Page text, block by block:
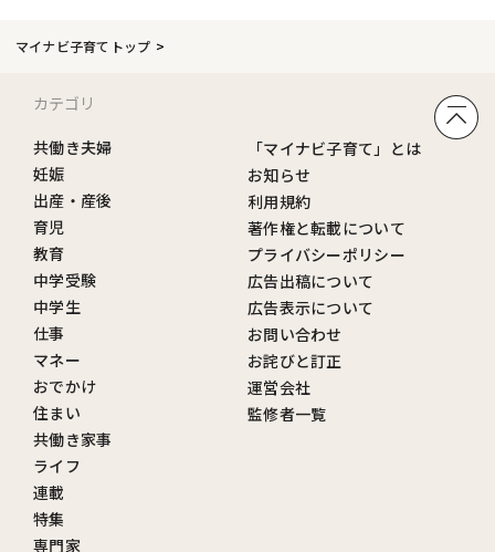
マイナビ子育てトップ
カテゴリ
共働き夫婦
妊娠
出産・産後
育児
教育
中学受験
中学生
仕事
マネー
おでかけ
住まい
共働き家事
ライフ
連載
特集
専門家
「マイナビ子育て」とは
お知らせ
利用規約
著作権と転載について
プライバシーポリシー
広告出稿について
広告表示について
お問い合わせ
お詫びと訂正
運営会社
監修者一覧